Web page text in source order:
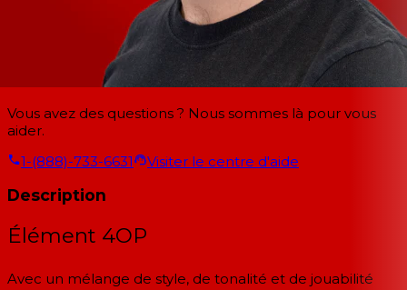
Vous avez des questions ? Nous sommes là pour vous
aider.
1-(888)-733-6631
Visiter le centre d'aide
Description
Élément 4OP
Avec un mélange de style, de tonalité et de jouabilité